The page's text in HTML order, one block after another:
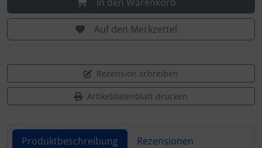
Auf den Merkzettel
Rezension schreiben
Artikeldatenblatt drucken
Produktbeschreibung Rezensionen